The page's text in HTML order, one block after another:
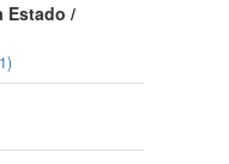
Estado /